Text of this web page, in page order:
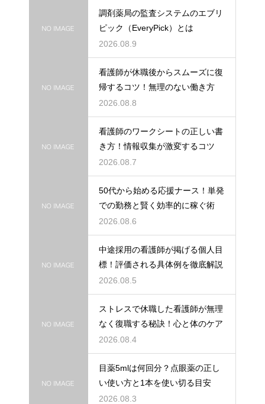
調剤薬局の監査システムのエブリ
ピック（EveryPick）とは
2026.08.9
看護師が休職後からスムーズに復
帰するコツ！無理のない働き方
2026.08.8
看護師のワークシートの正しい書
き方！情報収集が激変するコツ
2026.08.7
50代から始める応援ナース！単発
での勤務と賢く効率的に稼ぐ術
2026.08.6
中途採用の看護師が掲げる個人目
標！評価される具体例を徹底解説
2026.08.5
ストレスで休職した看護師が無理
なく復職する秘訣！心と体のケア
2026.08.4
目薬5mlは何回分？点眼薬の正し
い使い方と1本を使い切る目安
2026.08.3